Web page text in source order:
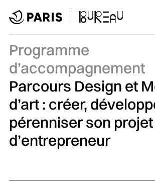
Programme
d’accompagnement
Parcours Design et
d’art : créer,
pérenniser son projet
d’entrepreneur